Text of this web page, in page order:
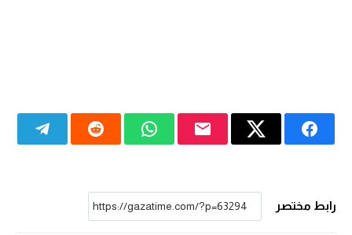
رابط مختصر